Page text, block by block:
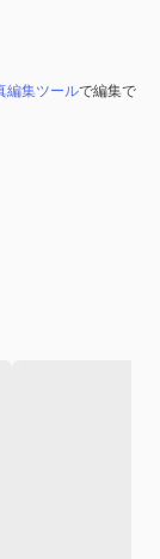
編集ツールで編集で